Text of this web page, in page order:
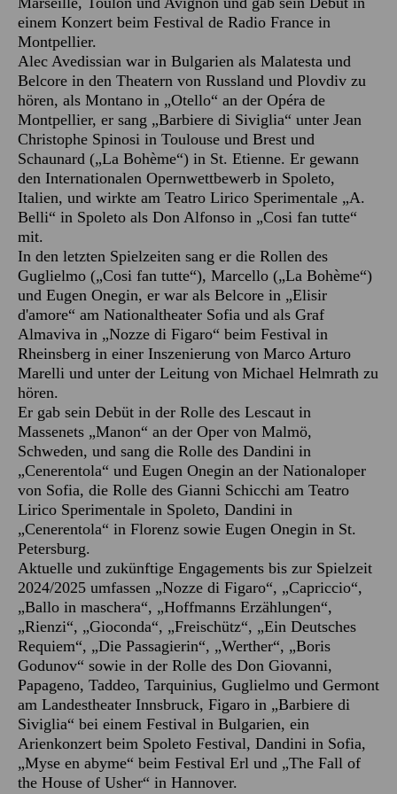
einem Konzert beim Festival de Radio France in
Montpellier.
Alec Avedissian war in Bulgarien als Malatesta und
Belcore in den Theatern von Russland und Plovdiv zu
hören, als Montano in „Otello“ an der Opéra de
Montpellier, er sang „Barbiere di Siviglia“ unter Jean
Christophe Spinosi in Toulouse und Brest und
Schaunard („La Bohème“) in St. Etienne. Er gewann
den Internationalen Opernwettbewerb in Spoleto,
Italien, und wirkte am Teatro Lirico Sperimentale „A.
Belli“ in Spoleto als Don Alfonso in „Cosi fan tutte“
mit.
In den letzten Spielzeiten sang er die Rollen des
Guglielmo („Cosi fan tutte“), Marcello („La Bohème“)
und Eugen Onegin, er war als Belcore in „Elisir
d'amore“ am Nationaltheater Sofia und als Graf
Almaviva in „Nozze di Figaro“ beim Festival in
Rheinsberg in einer Inszenierung von Marco Arturo
Marelli und unter der Leitung von Michael Helmrath zu
hören.
Er gab sein Debüt in der Rolle des Lescaut in
Massenets „Manon“ an der Oper von Malmö,
Schweden, und sang die Rolle des Dandini in
„Cenerentola“ und Eugen Onegin an der Nationaloper
von Sofia, die Rolle des Gianni Schicchi am Teatro
Lirico Sperimentale in Spoleto, Dandini in
„Cenerentola“ in Florenz sowie Eugen Onegin in St.
Petersburg.
Aktuelle und zukünftige Engagements bis zur Spielzeit
2024/2025 umfassen „Nozze di Figaro“, „Capriccio“,
„Ballo in maschera“, „Hoffmanns Erzählungen“,
„Rienzi“, „Gioconda“, „Freischütz“, „Ein Deutsches
Requiem“, „Die Passagierin“, „Werther“, „Boris
Godunov“ sowie in der Rolle des Don Giovanni,
Papageno, Taddeo, Tarquinius, Guglielmo und Germont
am Landestheater Innsbruck, Figaro in „Barbiere di
Siviglia“ bei einem Festival in Bulgarien, ein
Arienkonzert beim Spoleto Festival, Dandini in Sofia,
„Myse en abyme“ beim Festival Erl und „The Fall of
the House of Usher“ in Hannover.